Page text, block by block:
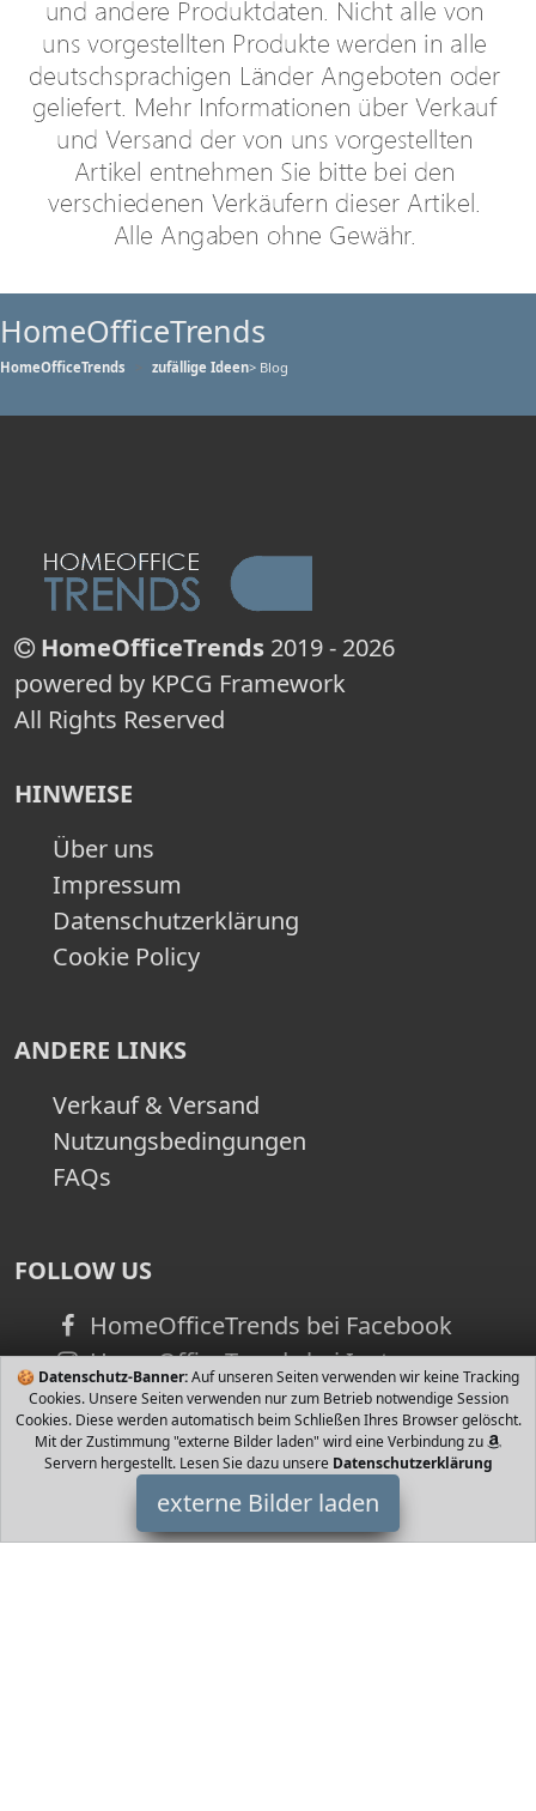
HomeOfficeTrends
HomeOfficeTrends zufällige Ideen> Blog
🍪 Datenschutz-Banner:Auf unseren Seiten verwenden wir keine Tracking
Cookies. Unsere Seiten verwenden nur zum Betrieb notwendige Session
Cookies. Diese werden automatisch beim Schließen Ihres Browser gelöscht.
Mit der Zustimmung "externe Bilder laden" wird eine Verbindung zu
Servern hergestellt. Lesen Sie dazu unsere Datenschutzerklärung
externe Bilder laden
HomeOfficeTrends 2019 - 2026
powered by KPCG Framework
All Rights Reserved
HINWEISE
Über uns
Impressum
Datenschutzerklärung
Cookie Policy
ANDERE LINKS
Verkauf & Versand
Nutzungsbedingungen
FAQs
FOLLOW US
HomeOfficeTrends bei Facebook
HomeOfficeTrends bei Instagram